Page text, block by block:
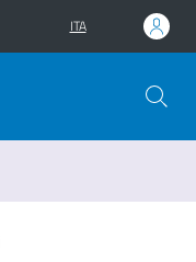
ITA